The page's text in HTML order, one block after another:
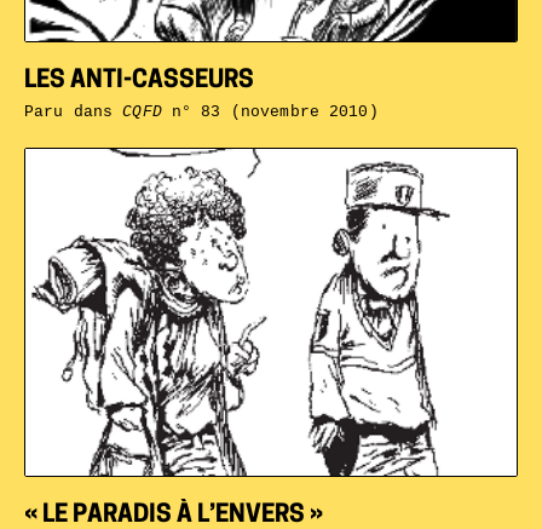
« LE PARADIS À L’ENVERS »
LES ANTI-CASSEURS
Paru dansCQFDn° 83 (novembre 2010)